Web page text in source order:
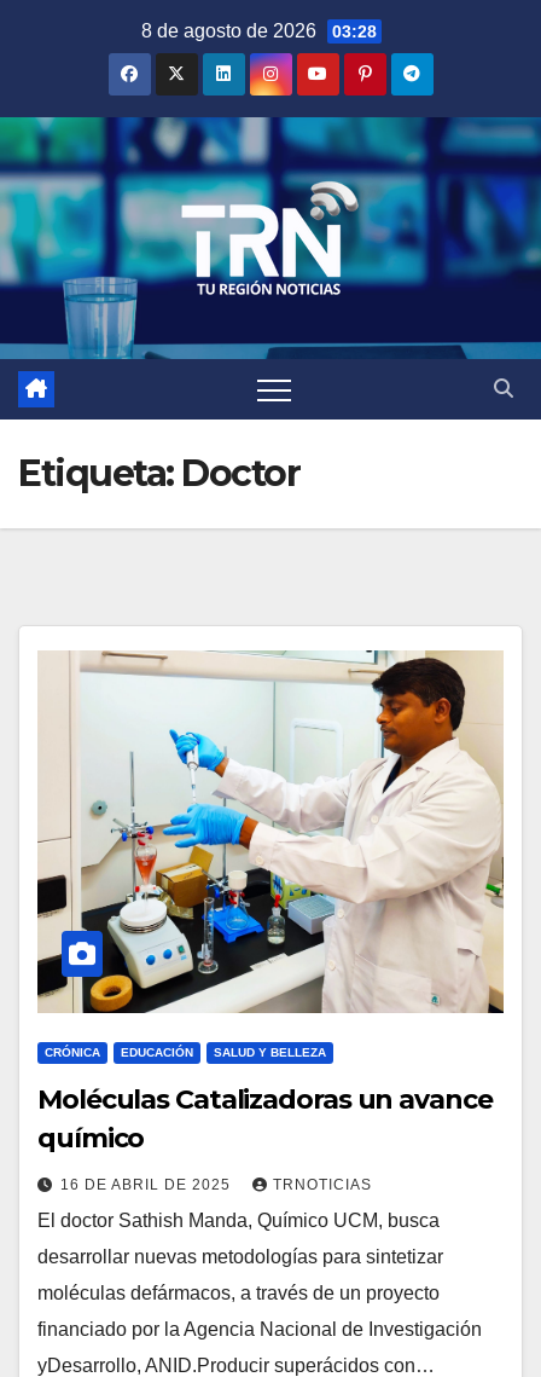
8 de agosto de 2026 03:28
Etiqueta: Doctor
CRÓNICA EDUCACIÓN SALUD Y BELLEZA
Moléculas Catalizadoras un avance
químico
16 DE ABRIL DE 2025 TRNOTICIAS
El doctor Sathish Manda, Químico UCM, busca
desarrollar nuevas metodologías para sintetizar
moléculas defármacos, a través de un proyecto
financiado por la Agencia Nacional de Investigación
yDesarrollo, ANID.Producir superácidos con…